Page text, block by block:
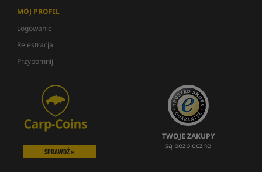
MÓJ PROFIL
Logowanie
Rejestracja
Przypomnij
SPRAWDŹ »
TWOJE ZAKUPY
są bezpieczne